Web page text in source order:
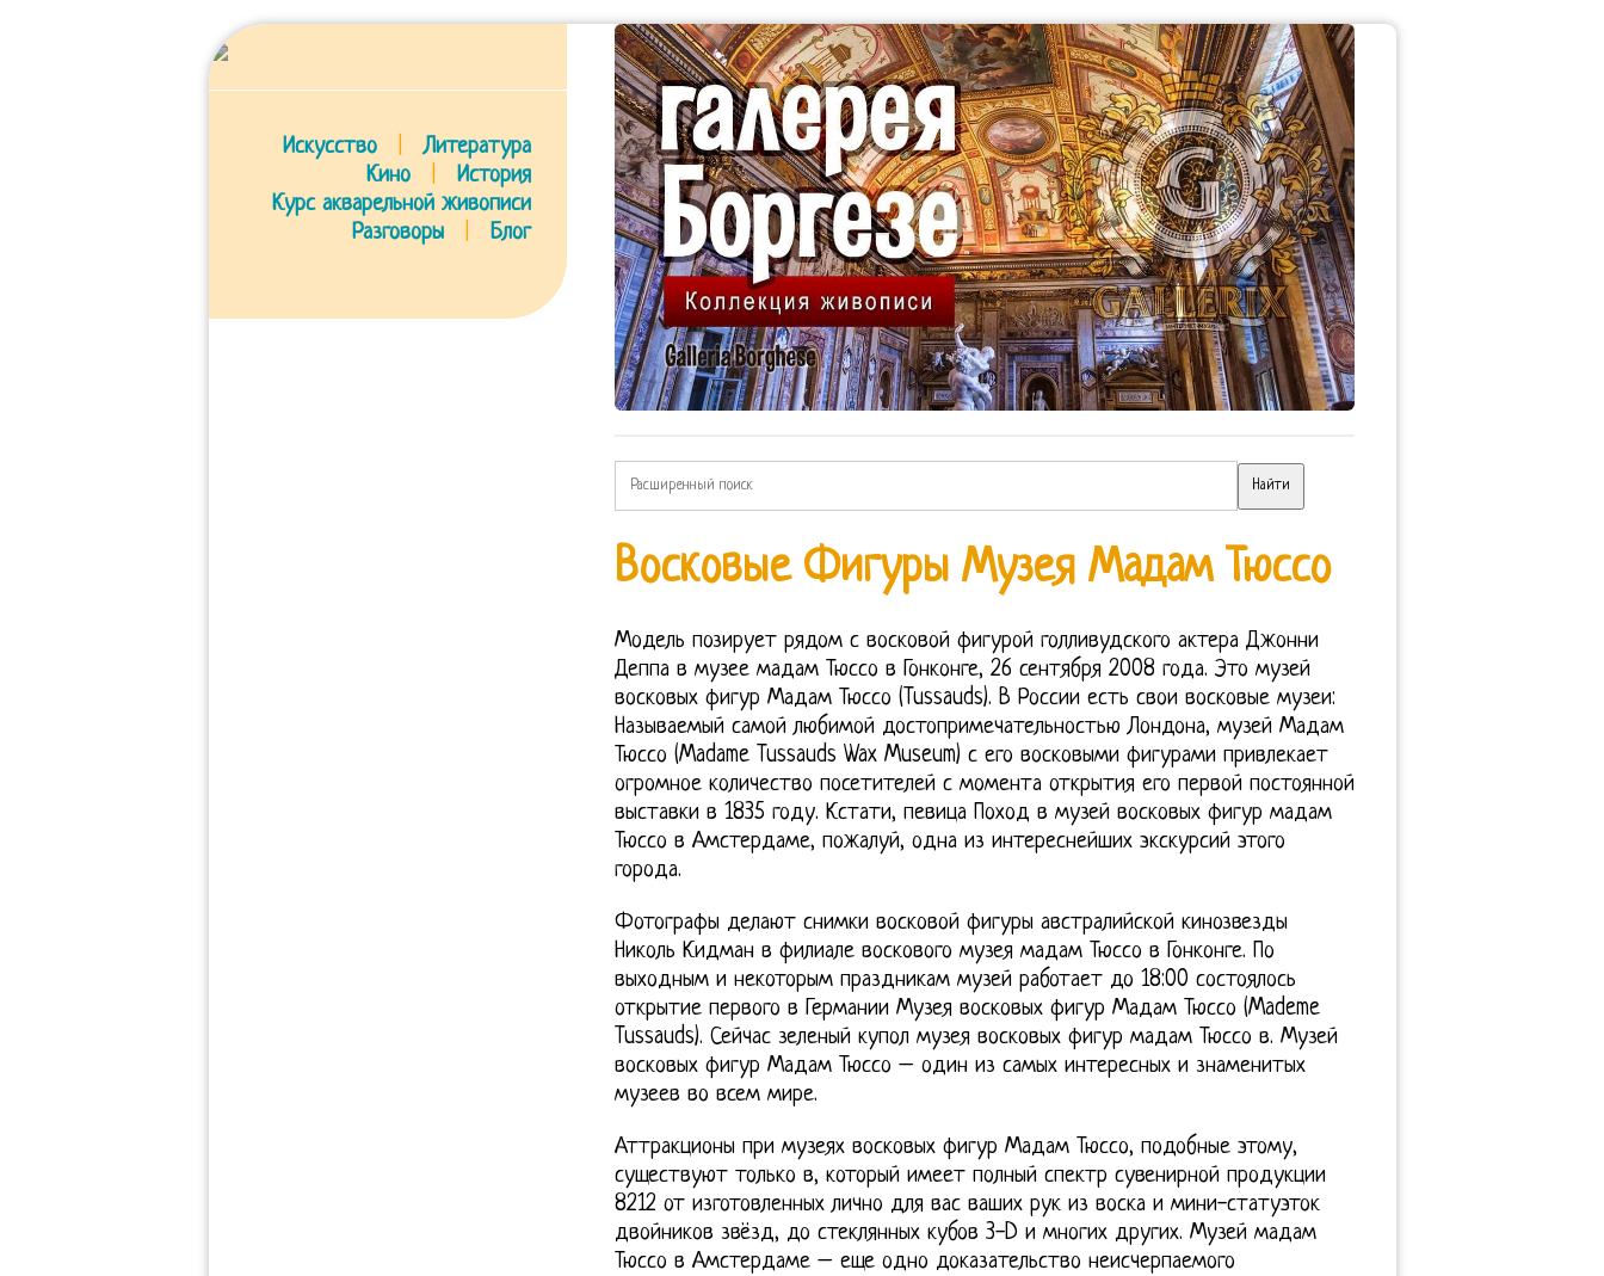
Искусство
Литература
Кино
История
Курс акварельной живописи
Разговоры
Блог
Восковые Фигуры Музея Мадам Тюссо
Модель позирует рядом с восковой фигурой голливудского актера Джонни
Деппа в музее мадам Тюссо в Гонконге, 26 сентября 2008 года. Это музей
восковых фигур Мадам Тюссо (Tussauds). В России есть свои восковые музеи:
Называемый самой любимой достопримечательностью Лондона, музей Мадам
Тюссо (Madame Tussauds Wax Museum) с его восковыми фигурами привлекает
огромное количество посетителей с момента открытия его первой постоянной
выставки в 1835 году. Кстати, певица Поход в музей восковых фигур мадам
Тюссо в Амстердаме, пожалуй, одна из интереснейших экскурсий этого
города.
Фотографы делают снимки восковой фигуры австралийской кинозвезды
Николь Кидман в филиале воскового музея мадам Тюссо в Гонконге. По
выходным и некоторым праздникам музей работает до 18:00 состоялось
открытие первого в Германии Музея восковых фигур Мадам Тюссо (Mademe
Tussauds). Сейчас зеленый купол музея восковых фигур мадам Тюссо в. Музей
восковых фигур Мадам Тюссо – один из самых интересных и знаменитых
музеев во всем мире.
Аттракционы при музеях восковых фигур Мадам Тюссо, подобные этому,
существуют только в, который имеет полный спектр сувенирной продукции
8212 от изготовленных лично для вас ваших рук из воска и мини-статуэток
двойников звёзд, до стеклянных кубов 3-D и многих других. Музей мадам
Тюссо в Амстердаме – еще одно доказательство неисчерпаемого